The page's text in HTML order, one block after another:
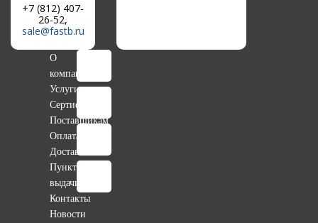
+7 (812) 407-
26-52,
sale@fastb.ru
О
компании
Услуги
Сертификаты
Поставщикам
Оплата
Доставка
Пункты
выдачи
Контакты
Новости